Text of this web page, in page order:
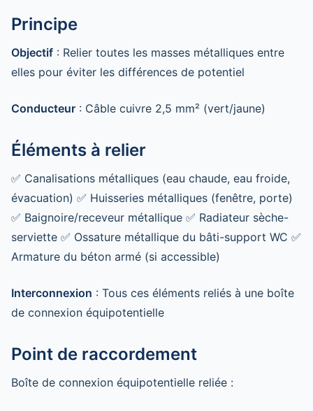
Principe
Objectif : Relier toutes les masses métalliques entre
elles pour éviter les différences de potentiel
Conducteur : Câble cuivre 2,5 mm² (vert/jaune)
Éléments à relier
✅ Canalisations métalliques (eau chaude, eau froide,
évacuation) ✅ Huisseries métalliques (fenêtre, porte)
✅ Baignoire/receveur métallique ✅ Radiateur sèche-
serviette ✅ Ossature métallique du bâti-support WC ✅
Armature du béton armé (si accessible)
Interconnexion : Tous ces éléments reliés à une boîte
de connexion équipotentielle
Point de raccordement
Boîte de connexion équipotentielle reliée :